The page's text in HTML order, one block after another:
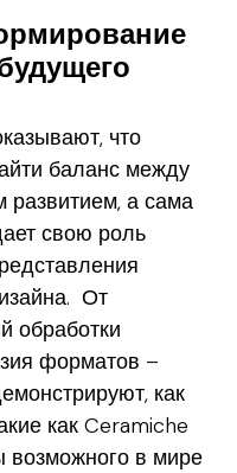
что
баланс между
развитием, а сама
свою роль
От
обработки
форматов –
как
как Ceramiche
возможного в мире